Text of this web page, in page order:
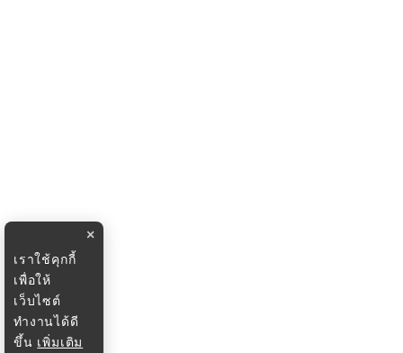
×
เราใช้คุกกี้
เพื่อให้
เว็บไซต์
ทำงานได้ดี
ขึ้น เพิ่มเติม